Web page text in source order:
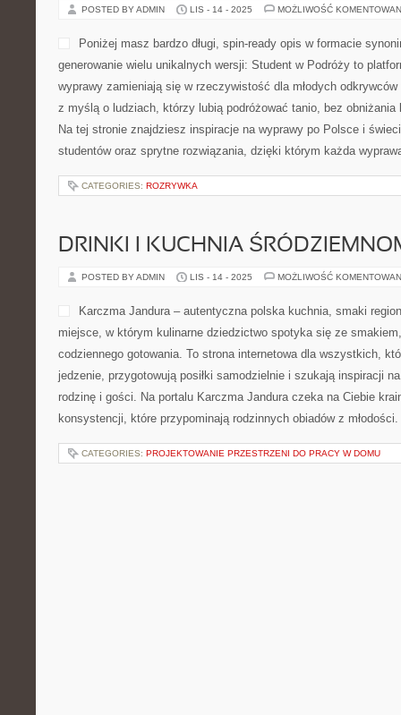
POSTED BY ADMIN LIS - 14 - 2025 MOŻLIWOŚĆ
Poniżej masz bardzo długi, spin-ready opis w formacie
generowanie wielu unikalnych wersji: Student w Podróży to
wyprawy zamieniają się w rzeczywistość dla młodych
z myślą o ludziach, którzy lubią podróżować tanio, bez obniżania
Na tej stronie znajdziesz inspiracje na wyprawy po Polsce i
studentów oraz sprytne rozwiązania, dzięki którym każda
CATEGORIES: ROZRYWKA
DRINKI I KUCHNIA
POSTED BY ADMIN LIS - 14 - 2025 MOŻLIWOŚĆ
Karczma Jandura – autentyczna polska kuchnia, smaki
miejsce, w którym kulinarne dziedzictwo spotyka się ze
codziennego gotowania. To strona internetowa dla wszystkich,
jedzenie, przygotowują posiłki samodzielnie i szukają inspiracji
rodzinę i gości. Na portalu Karczma Jandura czeka na Ciebie
konsystencji, które przypominają rodzinnych obiadów z
CATEGORIES: PROJEKTOWANIE PRZESTRZENI DO PRACY W DOMU